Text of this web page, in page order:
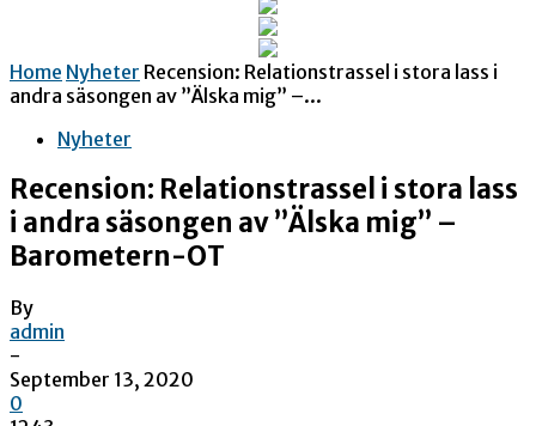
Home Nyheter Recension: Relationstrassel i stora lass i
andra säsongen av ”Älska mig” –...
Nyheter
Recension: Relationstrassel i stora lass
i andra säsongen av ”Älska mig” –
Barometern-OT
By
admin
-
September 13, 2020
0